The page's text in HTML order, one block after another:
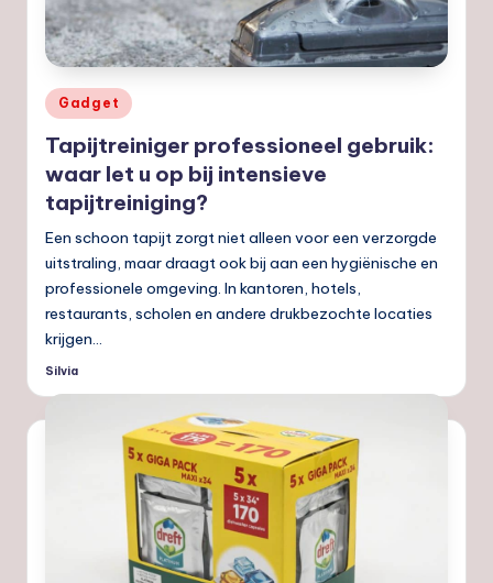
Geplaatst
in
Gadget
Tapijtreiniger professioneel gebruik:
waar let u op bij intensieve
tapijtreiniging?
Een schoon tapijt zorgt niet alleen voor een verzorgde
uitstraling, maar draagt ook bij aan een hygiënische en
professionele omgeving. In kantoren, hotels,
restaurants, scholen en andere drukbezochte locaties
krijgen…
Geplaatst
Silvia